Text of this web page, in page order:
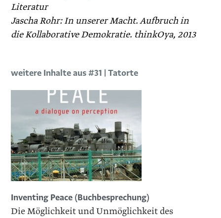
Literatur
Jascha Rohr: In unserer Macht. Aufbruch in
die Kollaborative Demokratie. ­thinkOya, 2013
weitere Inhalte aus #31 | Tatorte
Inventing Peace (Buchbesprechung)
Die Möglichkeit und Unmöglichkeit des